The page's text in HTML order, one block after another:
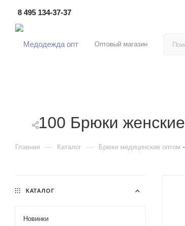
8 495 134-37-37
Оптовый магазин
100 Брюки женские
Главная — Каталог — Брюки медицинские оптом
КАТАЛОГ
Новинки